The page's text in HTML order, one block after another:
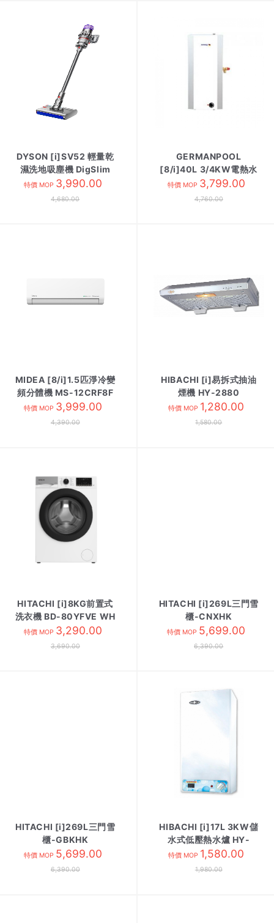
DYSON [i]SV52 輕量乾
濕洗地吸塵機 DigSlim
Sub
特價 MOP 3,990.00
4,680.00
GERMANPOOL
[8/i]40L 3/4KW電熱水
爐 GPU-10HE方 右PTV
特價 MOP 3,799.00
4,760.00
MIDEA [8/i]1.5匹淨冷變
頻分體機 MS-12CRF8F
內 R32
特價 MOP 3,999.00
4,390.00
HIBACHI [i]易拆式抽油
煙機 HY-2880
特價 MOP 1,280.00
1,580.00
HITACHI [i]8KG前置式
洗衣機 BD-80YFVE WH
白
特價 MOP 3,290.00
3,690.00
HITACHI [i]269L三門雪
櫃-CNXHK
HR3N5342EA不繡綱香
濱
特價 MOP 5,699.00
6,390.00
HITACHI [i]269L三門雪
櫃-GBKHK
HR3N5342DA 黑影玻璃
特價 MOP 5,699.00
6,390.00
HIBACHI [i]17L 3KW儲
水式低壓熱水爐 HY-
503S 方型
特價 MOP 1,580.00
1,980.00